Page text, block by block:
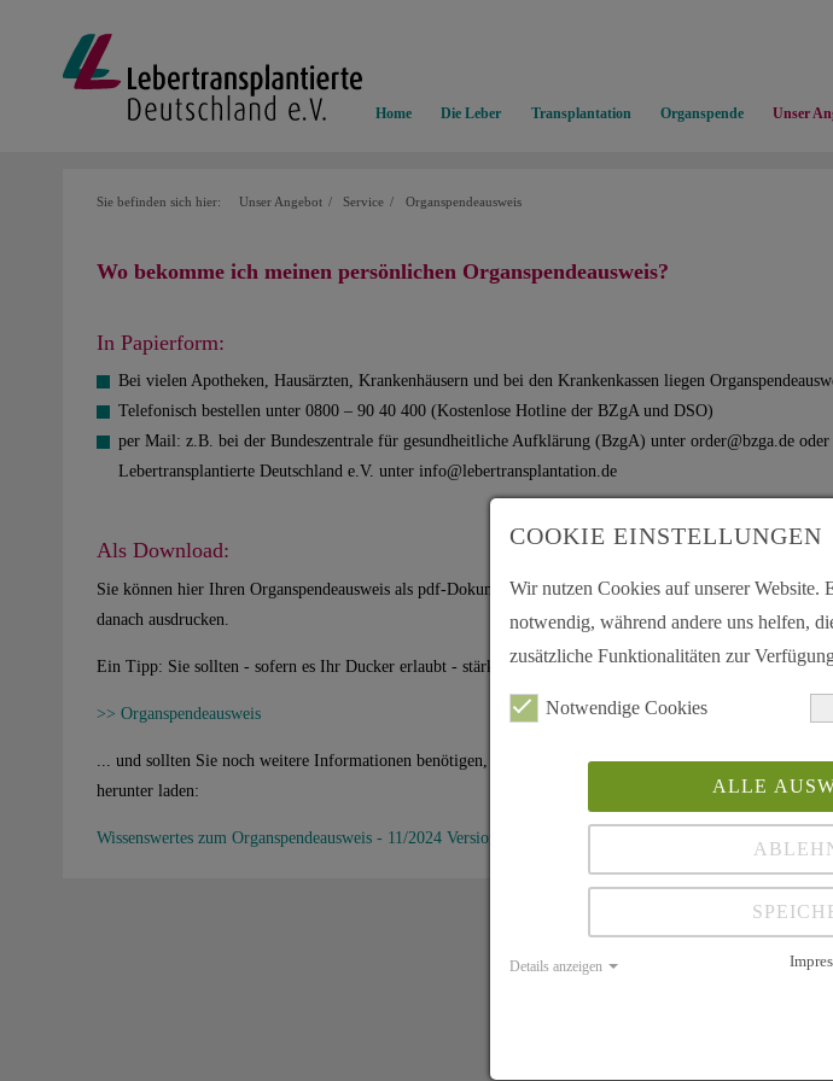
Home Die Leber Transplantation Organspende Unser
Sie befinden sich hier: Unser Angebot Service Organspendeausweis
Wo bekomme ich meinen persönlichen Organspendeausweis?
In Papierform:
Bei vielen Apotheken, Hausärzten, Krankenhäusern und bei den Krankenkassen liegen
Telefonisch bestellen unter 0800 – 90 40 400 (Kostenlose Hotline der BZgA und DSO)
per Mail: z.B. bei der Bundeszentrale für gesundheitliche Aufklärung (BzgA) unter order@bzga.de oder
Lebertransplantierte Deutschland e.V. unter info@lebertransplantation.de
Als Download:
Sie können hier Ihren Organspendeausweis als pdf-Dokument herunter laden und direkt am Bildschirm
danach ausdrucken.
Ein Tipp: Sie sollten - sofern es Ihr Ducker erlaubt - stärkeres (dickeres) Papier verwenden.
Organspendeausweis
... und sollten Sie noch weitere Informationen benötigen, können Sie hier unsere Patienteninformation
herunter laden:
Wissenswertes zum Organspendeausweis - 11/2024 Version 07
COOKIE EINSTELLUNGEN
Wir nutzen Cookies auf unserer Website.
notwendig, während andere uns helfen,
zusätzliche Funktionalitäten zur
Notwendige Cookies
ALLE
Details anzeigen